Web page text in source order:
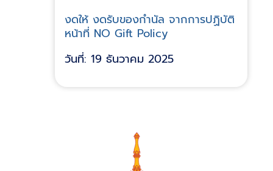
งดให้ งดรับของกำนัล จากการปฏิบัติ
หน้าที่ NO Gift Policy
วันที่: 19 ธันวาคม 2025